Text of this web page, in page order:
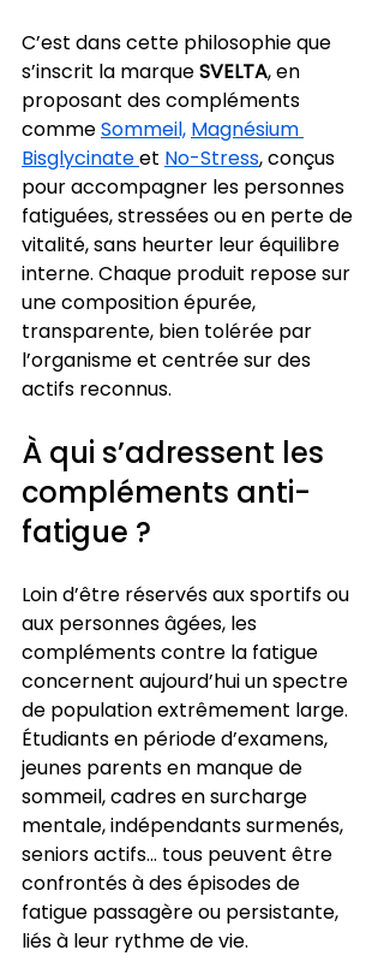
C’est dans cette philosophie que
s’inscrit la marque SVELTA, en
proposant des compléments
comme Sommeil, Magnésium
Bisglycinate et No-Stress, conçus
pour accompagner les personnes
fatiguées, stressées ou en perte de
vitalité, sans heurter leur équilibre
interne. Chaque produit repose sur
une composition épurée,
transparente, bien tolérée par
l’organisme et centrée sur des
actifs reconnus.
À qui s’adressent les
compléments anti-
fatigue ?
Loin d’être réservés aux sportifs ou
aux personnes âgées, les
compléments contre la fatigue
concernent aujourd’hui un spectre
de population extrêmement large.
Étudiants en période d’examens,
jeunes parents en manque de
sommeil, cadres en surcharge
mentale, indépendants surmenés,
seniors actifs… tous peuvent être
confrontés à des épisodes de
fatigue passagère ou persistante,
liés à leur rythme de vie.